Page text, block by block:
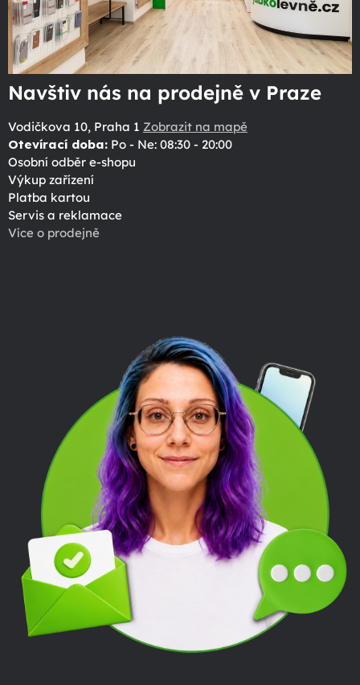
Navštiv nás na prodejně v Praze
Vodičkova 10, Praha 1 Zobrazit na mapě
Otevírací doba: Po - Ne: 08:30 - 20:00
Osobní odběr e-shopu
Výkup zařízení
Platba kartou
Servis a reklamace
Více o prodejně